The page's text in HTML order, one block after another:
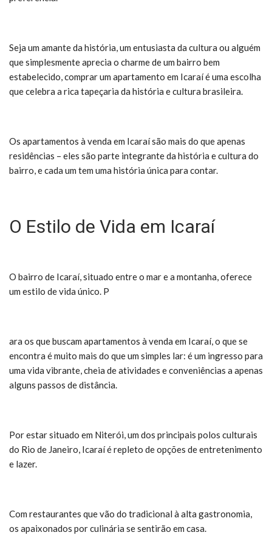
Seja um amante da história, um entusiasta da cultura ou alguém
que simplesmente aprecia o charme de um bairro bem
estabelecido, comprar um apartamento em Icaraí é uma escolha
que celebra a rica tapeçaria da história e cultura brasileira.
Os apartamentos à venda em Icaraí são mais do que apenas
residências – eles são parte integrante da história e cultura do
bairro, e cada um tem uma história única para contar.
O Estilo de Vida em Icaraí
O bairro de Icaraí, situado entre o mar e a montanha, oferece
um estilo de vida único. P
ara os que buscam apartamentos à venda em Icaraí, o que se
encontra é muito mais do que um simples lar: é um ingresso para
uma vida vibrante, cheia de atividades e conveniências a apenas
alguns passos de distância.
Por estar situado em Niterói, um dos principais polos culturais
do Rio de Janeiro, Icaraí é repleto de opções de entretenimento
e lazer.
Com restaurantes que vão do tradicional à alta gastronomia,
os apaixonados por culinária se sentirão em casa.